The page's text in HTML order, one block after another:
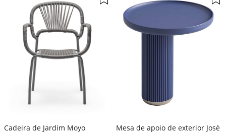
Cadeira de Jardim Moyo
Mesa de apoio de exterior Josè